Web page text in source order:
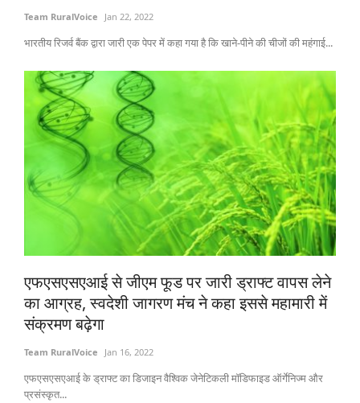
Team RuralVoice Jan 22, 2022
भारतीय रिजर्व बैंक द्वारा जारी एक पेपर में कहा गया है कि खाने-पीने की चीजों की महंगाई...
एफएसएसएआई से जीएम फूड पर जारी ड्राफ्ट वापस लेने
का आग्रह, स्वदेशी जागरण मंच ने कहा इससे महामारी में
संक्रमण बढ़ेगा
Team RuralVoice Jan 16, 2022
एफएसएसएआई के ड्राफ्ट का डिजाइन वैश्विक जेनेटिकली मॉडिफाइड ऑर्गेनिज्म और
प्रसंस्कृत...